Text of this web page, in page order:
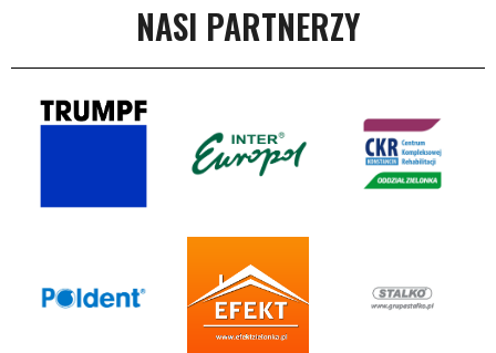
NASI PARTNERZY